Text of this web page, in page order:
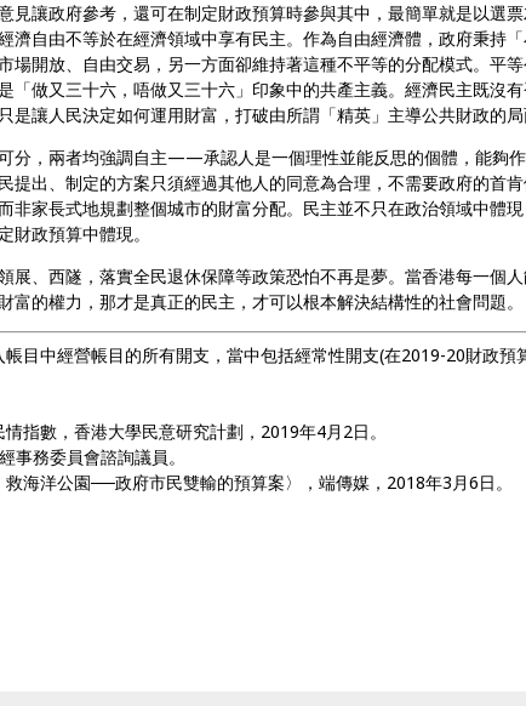
見讓政府參考，還可在制定財政預算時參與其中，最簡單就是以選
濟自由不等於在經濟領域中享有民主。作為自由經濟體，政府秉持「
場開放、自由交易，另一方面卻維持著這種不平等的分配模式。平
「做又三十六，唔做又三十六」印象中的共產主義。經濟民主既沒
是讓人民決定如何運用財富，打破由所謂「精英」主導公共財政的局
分，兩者均強調自主——承認人是一個理性並能反思的個體，能夠
提出、制定的方案只須經過其他人的同意為合理，不需要政府的首
非家長式地規劃整個城市的財富分配。民主並不只在政治領域中體
財政預算中體現。
展、西隧，落實全民退休保障等政策恐怕不再是夢。當香港每一個
富的權力，那才是真正的民主，才可以根本解決結構性的社會問題。
目中經營帳目的所有開支，當中包括經常性開支(在2019-20財政預
指數，香港大學民意研究計劃，2019年4月2日。
事務委員會諮詢議員。
海洋公園──政府市民雙輸的預算案〉，端傳媒，2018年3月6日。